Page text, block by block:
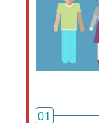
01